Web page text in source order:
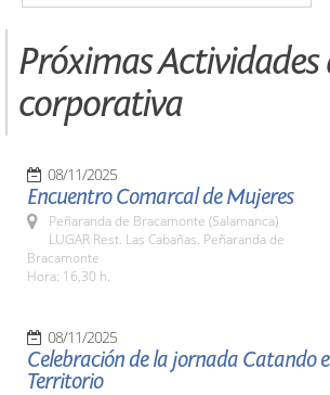
Próximas Actividades
corporativa
08/11/2025
Encuentro Comarcal de Mujeres
Peñaranda de Bracamonte (Salamanca)
LUGAR Rest. Las Cabañas. Peñaranda de
Bracamonte
Hora: 16,30 h.
08/11/2025
Celebración de la jornada Catando
Territorio